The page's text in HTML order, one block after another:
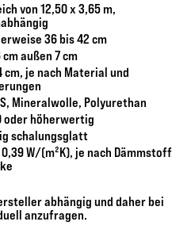
von 12,50 x 3,65 m,
36 bis 42 cm
außen 7 cm
cm, je nach Material und
Mineralwolle, Polyurethan
oder höherwertig
schalungsglatt
0,39 W/(m²K), je nach Dämmstoff
abhängig und daher bei
anzufragen.